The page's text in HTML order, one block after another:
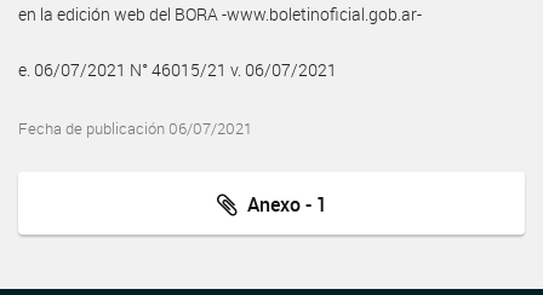
en la edición web del BORA -www.boletinoficial.gob.ar-
e. 06/07/2021 N° 46015/21 v. 06/07/2021
Fecha de publicación 06/07/2021
Anexo - 1